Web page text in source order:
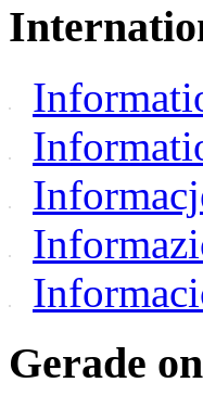
Gerade